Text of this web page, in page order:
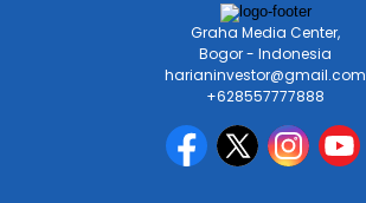
Graha Media Center,
Bogor - Indonesia
harianinvestor@gmail.com
+628557777888